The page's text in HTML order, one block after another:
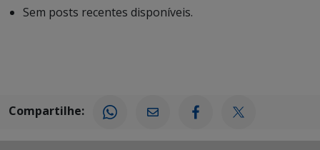
Sem posts recentes disponíveis.
Compartilhe: